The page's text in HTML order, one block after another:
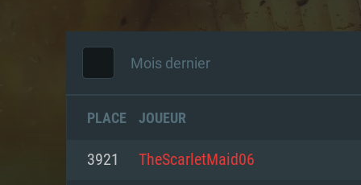
Mois dernier
PLACE JOUEUR
3921 TheScarletMaid06